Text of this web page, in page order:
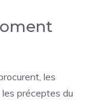
les
préceptes du